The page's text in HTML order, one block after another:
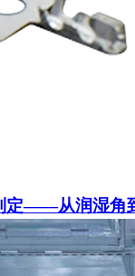
定——从润湿角